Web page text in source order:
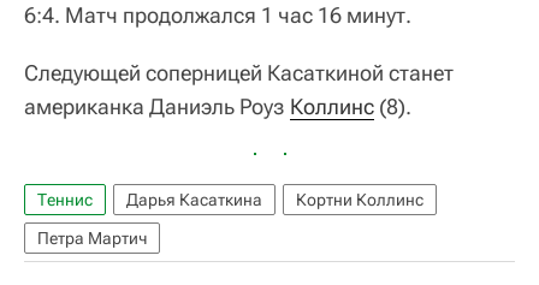
6:4. Матч продолжался 1 час 16 минут.
Следующей соперницей Касаткиной станет
американка Даниэль Роуз Коллинс (8).
Теннис Дарья Касаткина
Кортни Коллинс
Петра Мартич